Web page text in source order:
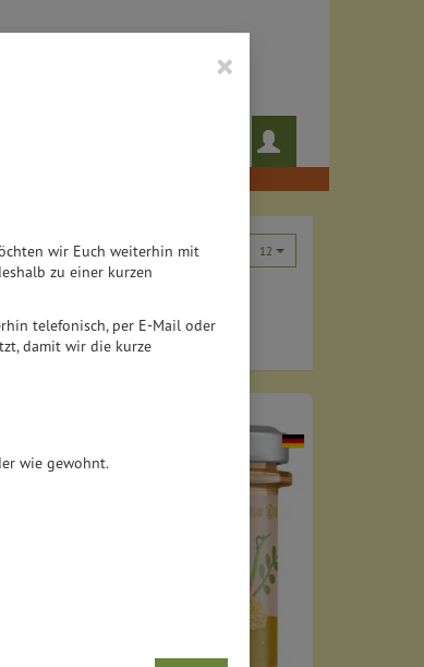
×
wir Euch weiterhin mit
zu einer kurzen
telefonisch, per E-Mail oder
damit wir die kurze
wie gewohnt.
12